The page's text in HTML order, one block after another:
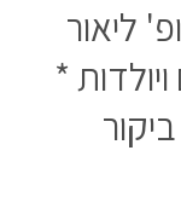
ליאור
*